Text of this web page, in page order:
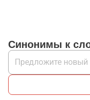
Синонимы к